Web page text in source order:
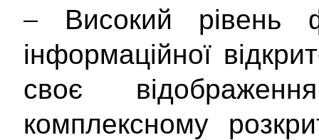
– Високий рівень
інформаційної
своє
комплексному